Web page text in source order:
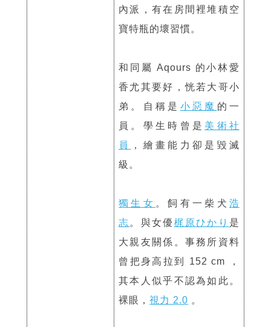
內派，有在房間裡堆積空
寶特瓶的壞習慣。
和同屬 Aqours 的小林愛
香尤其要好，恍若大哥小
弟。自稱是 小惡魔 的一
員。學生時曾是 美術社
員
，繪畫能力卻是毀滅
級。
獨生女 。飼有一柴犬 浩
志 。與女優梶原ひかり 是
大親友關係。事務所資料
曾把身高拉到 152 cm ，
其本人似乎不認為如此。
裸眼，視力 2.0 。